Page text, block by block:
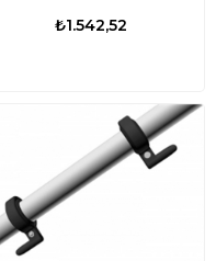
₺1.542,52